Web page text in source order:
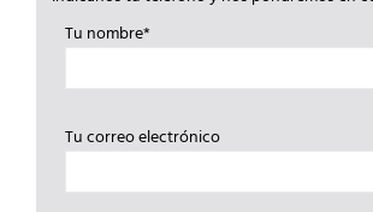
Tu nombre*
Tu correo electrónico